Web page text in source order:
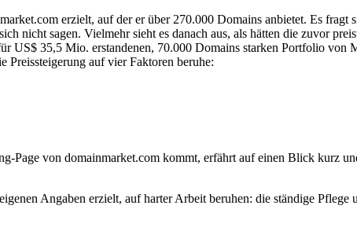
erzielt, auf der er über 270.000 Domains anbietet. Es fragt
nicht sagen. Vielmehr sieht es danach aus, als hätten die zuvor
35,5 Mio. erstandenen, 70.000 Domains starken Portfolio von
Preissteigerung auf vier Faktoren beruhe:
Page von domainmarket.com kommt, erfährt auf einen Blick kurz
Angaben erzielt, auf harter Arbeit beruhen: die ständige Pflege